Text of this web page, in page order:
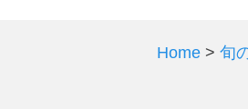
Home > 旬